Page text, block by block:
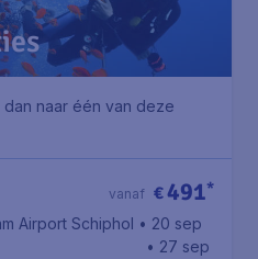
naar één van deze
€491*
vanaf
Airport Schiphol • 20 sep
• 27 sep